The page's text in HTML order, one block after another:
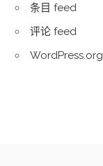
条目 feed
评论 feed
WordPress.org